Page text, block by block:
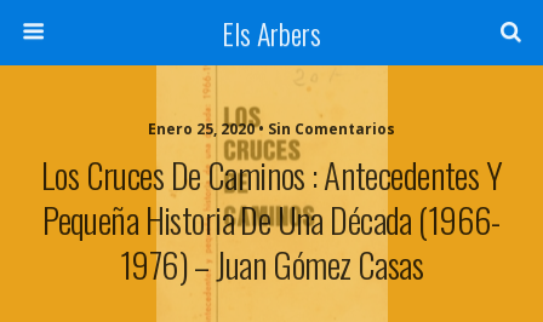
Els Arbers
Enero 25, 2020 • Sin Comentarios
Los Cruces De Caminos : Antecedentes Y
Pequeña Historia De Una Década (1966-
1976) – Juan Gómez Casas